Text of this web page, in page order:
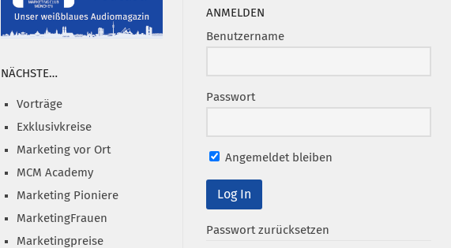
ANMELDEN
Benutzername
Passwort
Angemeldet bleiben
Passwort zurücksetzen
NÄCHSTE…
Vorträge
Exklusivkreise
Marketing vor Ort
MCM Academy
Marketing Pioniere
MarketingFrauen
Marketingpreise